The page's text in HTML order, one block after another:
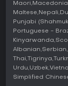
Com apenas
nota agregada
está na
você curte
compromissos
especialmente
para
Maori
Maltese Nepali
Punjabi
Portuguese -
Kinyarwanda
Albanian Serbian
Thai
Tigrinya
Urdu Uzbek
Simplified